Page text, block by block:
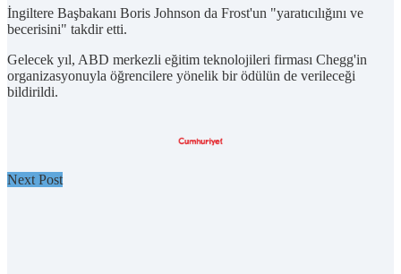
İngiltere Başbakanı Boris Johnson da Frost'un "yaratıcılığını ve
becerisini" takdir etti.
Gelecek yıl, ABD merkezli eğitim teknolojileri firması Chegg'in
organizasyonuyla öğrencilere yönelik bir ödülün de verileceği
bildirildi.
Next Post